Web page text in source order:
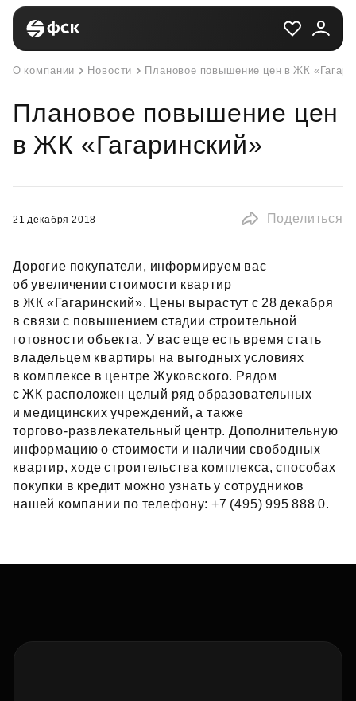
О компании Новости Плановое повышение цен в ЖК
Плановое повышение цен
в ЖК «Гагаринский»
21 декабря 2018 Поделиться
Дорогие покупатели, информируем вас
об увеличении стоимости квартир
в ЖК «Гагаринский». Цены вырастут с 28 декабря
в связи с повышением стадии строительной
готовности объекта. У вас еще есть время стать
владельцем квартиры на выгодных условиях
в комплексе в центре Жуковского. Рядом
с ЖК расположен целый ряд образовательных
и медицинских учреждений, а также
торгово‑развлекательный центр. Дополнительную
информацию о стоимости и наличии свободных
квартир, ходе строительства комплекса, способах
покупки в кредит можно узнать у сотрудников
нашей компании по телефону: +7 (495) 995 888 0.